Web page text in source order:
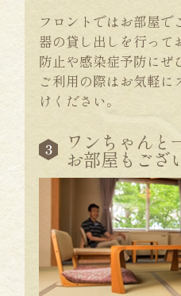
フロントではお部屋で
器の貸し出しを行って
防止や感染症予防にぜ
ご利用の際はお気軽に
けください。
ワンちゃんと
お部屋もござ